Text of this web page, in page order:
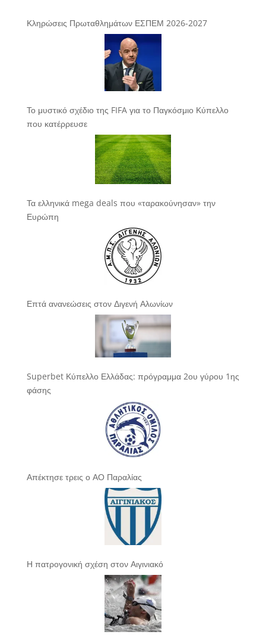
Κληρώσεις Πρωταθλημάτων ΕΣΠΕΜ 2026-2027
Το μυστικό σχέδιο της FIFA για το Παγκόσμιο Κύπελλο
που κατέρρευσε
Τα ελληνικά mega deals που «ταρακούνησαν» την
Ευρώπη
Επτά ανανεώσεις στον Διγενή Αλωνίων
Superbet Κύπελλο Ελλάδας: πρόγραμμα 2ου γύρου 1ης
φάσης
Απέκτησε τρεις ο ΑΟ Παραλίας
Η πατρογονική σχέση στον Αιγινιακό